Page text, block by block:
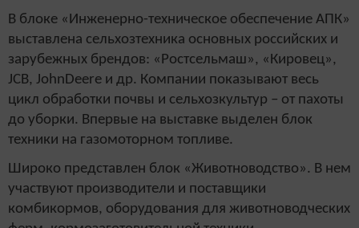
В блоке «Инженерно-техническое обеспечение АПК»
выставлена сельхозтехника основных российских и
зарубежных брендов: «Ростсельмаш», «Кировец»,
JCB, JohnDeerе и др. Компании показывают весь
цикл обработки почвы и сельхозкультур – от пахоты
до уборки. Впервые на выставке выделен блок
техники на газомоторном топливе.
Широко представлен блок «Животноводство». В нем
участвуют производители и поставщики
комбикормов, оборудования для животноводческих